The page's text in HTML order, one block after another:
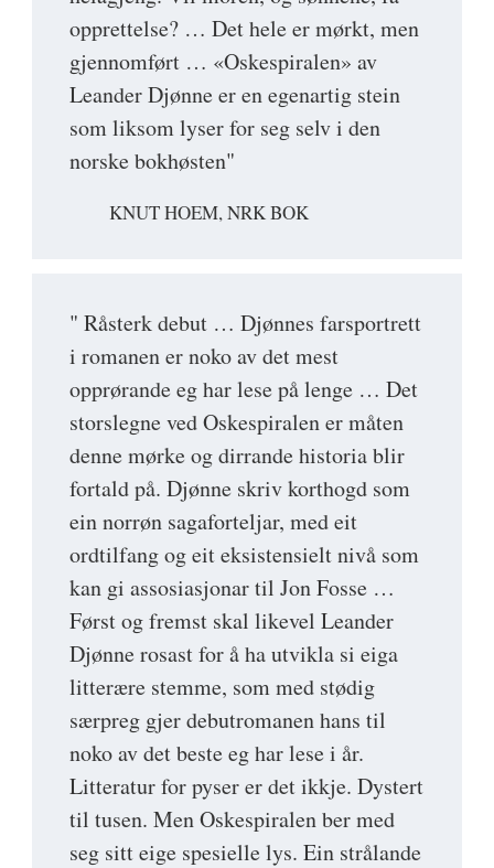
opprettelse? … Det hele er mørkt, men
gjennomført … «Oskespiralen» av
Leander Djønne er en egenartig stein
som liksom lyser for seg selv i den
norske bokhøsten"
KNUT HOEM, NRK BOK
" Råsterk debut … Djønnes farsportrett
i romanen er noko av det mest
opprørande eg har lese på lenge … Det
storslegne ved Oskespiralen er måten
denne mørke og dirrande historia blir
fortald på. Djønne skriv korthogd som
ein norrøn sagaforteljar, med eit
ordtilfang og eit eksistensielt nivå som
kan gi assosiasjonar til Jon Fosse …
Først og fremst skal likevel Leander
Djønne rosast for å ha utvikla si eiga
litterære stemme, som med stødig
særpreg gjer debutromanen hans til
noko av det beste eg har lese i år.
Litteratur for pyser er det ikkje. Dystert
til tusen. Men Oskespiralen ber med
seg sitt eige spesielle lys. Ein strålande